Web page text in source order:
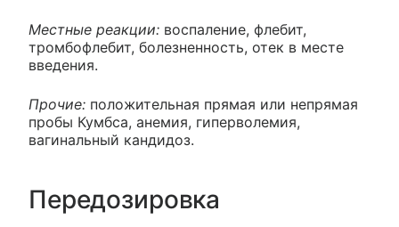
Местные реакции: воспаление, флебит,
тромбофлебит, болезненность, отек в месте
введения.
Прочие: положительная прямая или непрямая
пробы Кумбса, анемия, гиперволемия,
вагинальный кандидоз.
Передозировка